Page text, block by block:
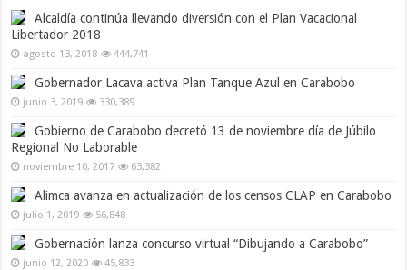
Alcaldía continúa llevando diversión con el Plan Vacacional
Libertador 2018
agosto 13, 2018 444,741
Gobernador Lacava activa Plan Tanque Azul en Carabobo
junio 3, 2019 330,389
Gobierno de Carabobo decretó 13 de noviembre día de Júbilo
Regional No Laborable
noviembre 10, 2017 63,382
Alimca avanza en actualización de los censos CLAP en Carabobo
julio 1, 2019 56,848
Gobernación lanza concurso virtual “Dibujando a Carabobo”
junio 12, 2020 45,833